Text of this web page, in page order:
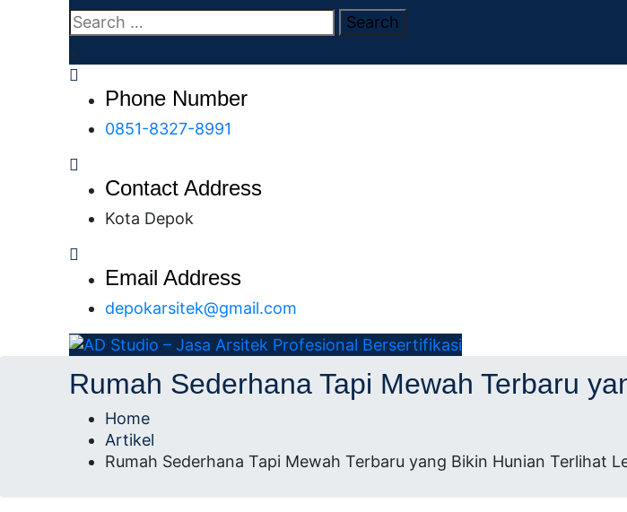
x
Phone Number
0851-8327-8991
Contact Address
Kota Depok
Email Address
depokarsitek@gmail.com
AD Studio – Jasa Arsitek
Profesional Bersertifikasi
Rumah Sederhana Tapi Mewah Terbaru
Home
Artikel
Rumah Sederhana Tapi Mewah Terbaru yang Bikin Hunian Terlihat